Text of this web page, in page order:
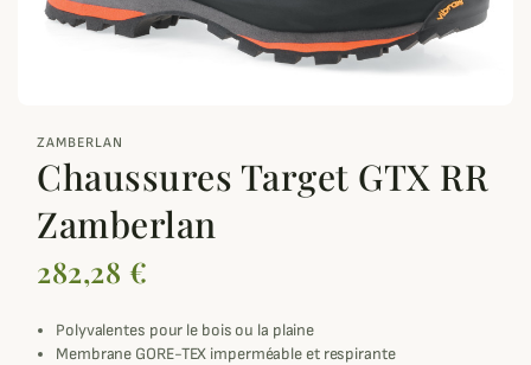
ZAMBERLAN
Chaussures Target GTX RR
Zamberlan
282,28 €
Polyvalentes pour le bois ou la plaine
Membrane GORE-TEX imperméable et respirante